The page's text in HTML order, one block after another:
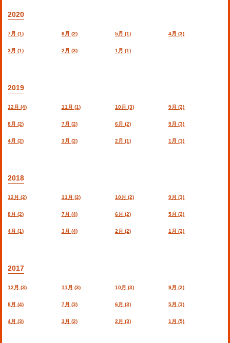
2020
7月 (1) 6月 (2) 5月 (1) 4月 (3)
3月 (1) 2月 (3) 1月 (1)
2019
12月 (4) 11月 (1) 10月 (3) 9月 (2)
8月 (2) 7月 (2) 6月 (2) 5月 (3)
4月 (2) 3月 (2) 2月 (1) 1月 (1)
2018
12月 (2) 11月 (2) 10月 (2) 9月 (3)
8月 (2) 7月 (4) 6月 (2) 5月 (2)
4月 (1) 3月 (4) 2月 (2) 1月 (2)
2017
12月 (3) 11月 (3) 10月 (3) 9月 (2)
8月 (4) 7月 (3) 6月 (3) 5月 (3)
4月 (3) 3月 (2) 2月 (3) 1月 (5)